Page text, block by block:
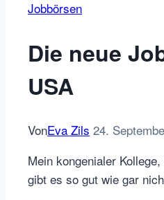
Jobbörsen
Die neue
USA
VonEva Zils 24.
Mein kongenialer
gibt es so gut wie gar